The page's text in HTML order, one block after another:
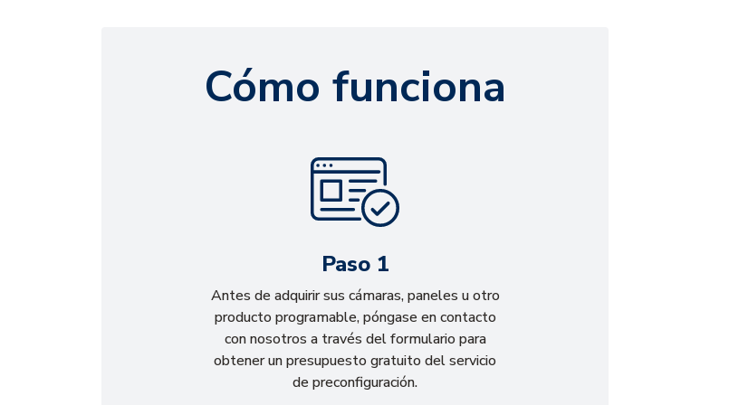
Cómo funciona
Paso 1
Antes de adquirir sus cámaras, paneles u otro
producto programable, póngase en contacto
con nosotros a través del formulario para
obtener un presupuesto gratuito del servicio
de preconfiguración.